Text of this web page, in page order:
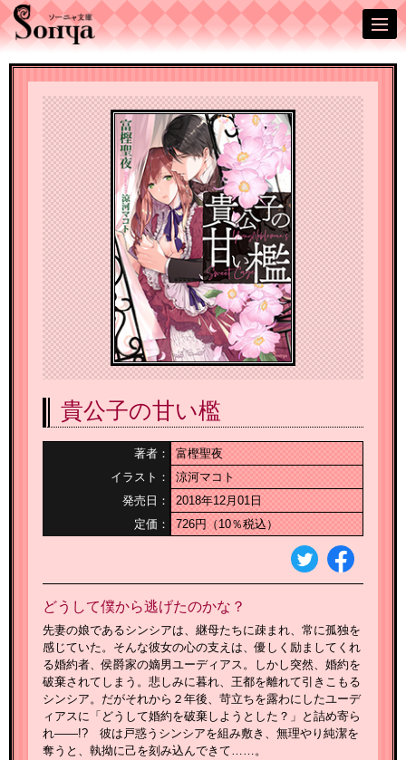
貴公子の甘い檻
著者：
富樫聖夜
イラスト：
涼河マコト
発売日：
2018年12月01日
定価：
726円（10％税込）
どうして僕から逃げたのかな？
先妻の娘であるシンシアは、継母たちに疎まれ、常に孤独を
感じていた。そんな彼女の心の支えは、優しく励ましてくれ
る婚約者、侯爵家の嫡男ユーディアス。しかし突然、婚約を
破棄されてしまう。悲しみに暮れ、王都を離れて引きこもる
シンシア。だがそれから２年後、苛立ちを露わにしたユーデ
ィアスに「どうして婚約を破棄しようとした？」と詰め寄ら
れ――!? 彼は戸惑うシンシアを組み敷き、無理やり純潔を
奪うと、執拗に己を刻み込んできて……。